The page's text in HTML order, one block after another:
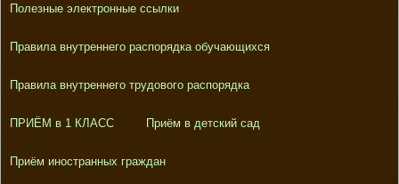
Полезные электронные ссылки
Правила внутреннего распорядка обучающихся
Правила внутреннего трудового распорядка
ПРИЁМ в 1 КЛАСС Приём в детский сад
Приём иностранных граждан